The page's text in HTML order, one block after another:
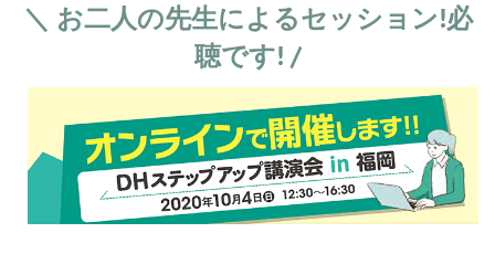
＼ お二人の先生によるセッション!必
聴です! /